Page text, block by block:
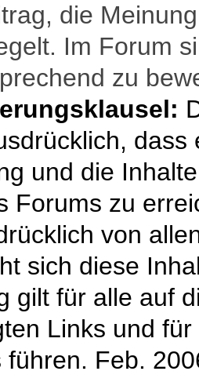
die
Im Forum
zu
und die
Forums zu
von
sich diese
gilt für alle auf
Links und
führen. Feb.